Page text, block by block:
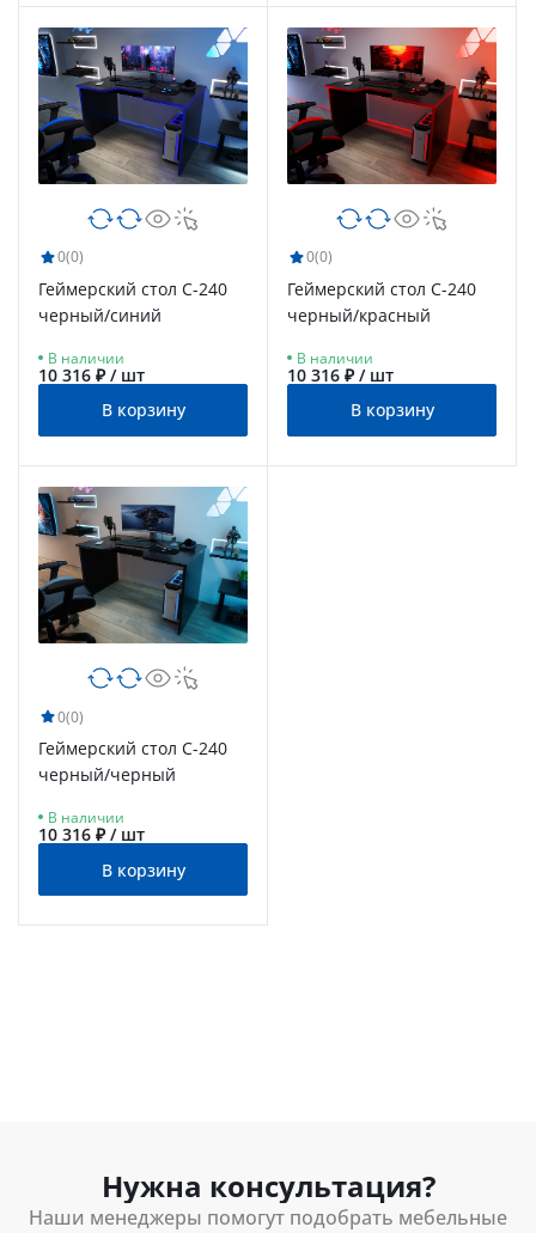
0(0)
Геймерский стол С-240
черный/синий
В наличии
10 316 ₽ / шт
В корзину
0(0)
Геймерский стол С-240
черный/красный
В наличии
10 316 ₽ / шт
В корзину
0(0)
Геймерский стол С-240
черный/черный
В наличии
10 316 ₽ / шт
В корзину
Нужна консультация?
Наши менеджеры помогут подобрать мебельные